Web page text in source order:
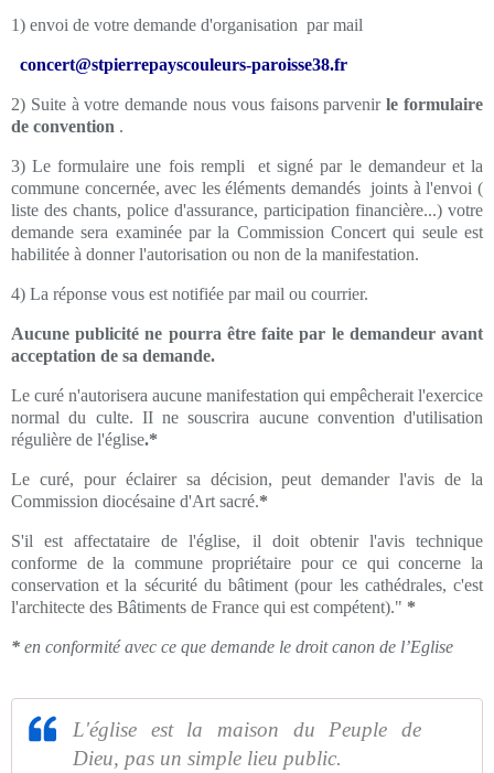
1) envoi de votre demande d'organisation par mail
concert@stpierrepayscouleurs-paroisse38.fr
2) Suite à votre demande nous vous faisons parvenirle formulaire
de convention .
3) Le formulaire une fois rempli et signé par le demandeur et la
commune concernée, avec les éléments demandés joints à l'envoi (
liste des chants, police d'assurance, participation financière...) votre
demande sera examinée par la Commission Concert qui seule est
habilitée à donner l'autorisation ou non de la manifestation.
4) La réponse vous est notifiée par mail ou courrier.
Aucune publicité ne pourra être faite par le demandeur avant
acceptation de sa demande.
Le curé n'autorisera aucune manifestation qui empêcherait l'exercice
normal du culte. II ne souscrira aucune convention d'utilisation
régulière de l'église.*
Le curé, pour éclairer sa décision, peut demander l'avis de la
Commission diocésaine d'Art sacré.*
S'il est affectataire de l'église, il doit obtenir l'avis technique
conforme de la commune propriétaire pour ce qui concerne la
conservation et la sécurité du bâtiment (pour les cathédrales, c'est
l'architecte des Bâtiments de France qui est compétent)." *
* en conformité avec ce que demande le droit canon de l’Eglise
L'église est la maison du Peuple de
Dieu, pas un simple lieu public.